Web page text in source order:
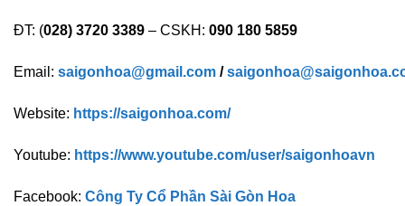
ĐT: (028) 3720 3389 – CSKH: 090 180 5859
Email: saigonhoa@gmail.com /
Website: https://saigonhoa.com/
Youtube: https://www.youtube.com/user/saigonhoavn
Facebook: Công Ty Cổ Phần Sài Gòn Hoa